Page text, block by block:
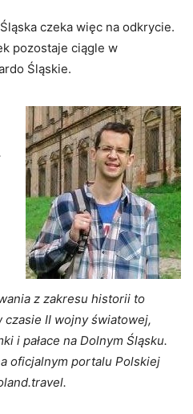
czeka więc na odkrycie.
pozostaje ciągle w
Śląskie.
z zakresu historii to
czasie II wojny światowej,
i pałace na Dolnym Śląsku.
oficjalnym portalu Polskiej